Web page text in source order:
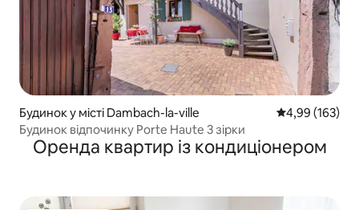
Будинок у місті Dambach-la-ville Середня
4,99 (163)
Будинок відпочинку Porte Haute 3 зірки
Оренда квартир із кондиціонером